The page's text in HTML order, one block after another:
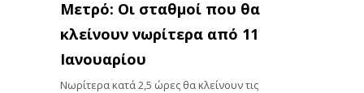
Μετρό: Οι σταθμοί που θα
κλείνουν νωρίτερα από 11
Ιανουαρίου
Νωρίτερα κατά 2,5 ώρες θα κλείνουν τις